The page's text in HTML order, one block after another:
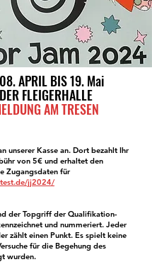
APRIL BIS 19. Mai
FLEIGERHALLE
AM TRESEN
unserer Kasse an. Dort bezahlt Ihr
von 5€ und erhaltet den
Zugangsdaten für
jj2024/
der Topgriff der Qualifikation-
und nummeriert. Jeder
zählt einen Punkt. Es spielt keine
für die Begehung des
wurden.